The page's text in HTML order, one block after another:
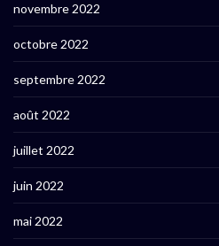
novembre 2022
octobre 2022
septembre 2022
août 2022
juillet 2022
juin 2022
mai 2022